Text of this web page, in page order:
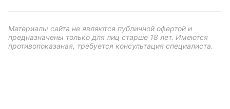
Материалы сайта не являются публичной офертой и
предназначены только для лиц старше 18 лет. Имеются
противопоказаная, требуется консультация специалиста.